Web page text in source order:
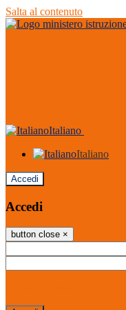
Salta al contenuto
Italiano
Italiano
Accedi
Accedi
button close ×